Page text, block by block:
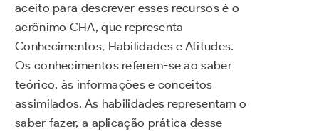
aceito para descrever esses recursos é o
acrônimo CHA, que representa
Conhecimentos, Habilidades e Atitudes.
Os conhecimentos referem-se ao saber
teórico, às informações e conceitos
assimilados. As habilidades representam o
saber fazer, a aplicação prática desse